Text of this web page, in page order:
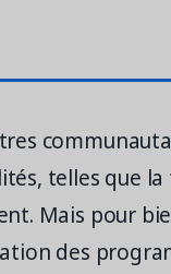
telles que
Mais pour
des